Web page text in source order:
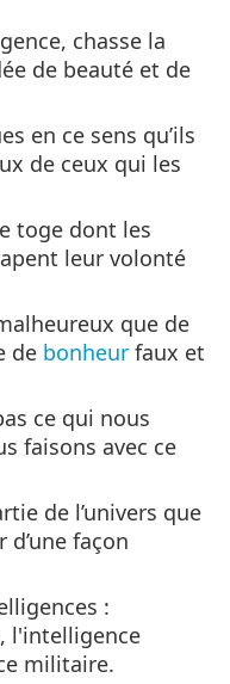
chasse la
de beauté et de
en ce sens qu’ils
de ceux qui les
toge dont les
leur volonté
que de
de bonheur faux et
ce qui nous
faisons avec ce
de l’univers que
façon
:
l'intelligence
militaire.